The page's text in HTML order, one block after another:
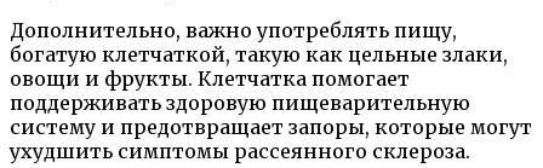
Дополнительно, важно употреблять пищу,
богатую клетчаткой, такую как цельные злаки,
овощи и фрукты. Клетчатка помогает
поддерживать здоровую пищеварительную
систему и предотвращает запоры, которые могут
ухудшить симптомы рассеянного склероза.